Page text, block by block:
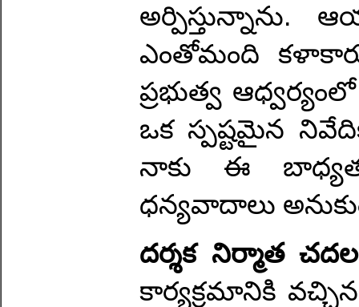
అర్పిస్తున్నాను.
ఎంతోమంది
ప్రభుత్వ
ఒక స్పష్టమైన
నాకు ఈ
ధన్యవాదాలు
దర్శక నిర్మాత
కార్యక్రమానికి